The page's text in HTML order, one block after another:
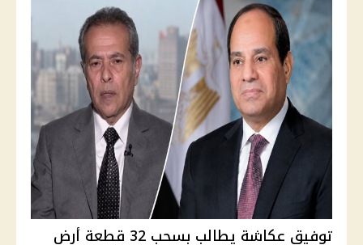
توفيق عكاشة يطالب بسحب 32 قطعة أرض